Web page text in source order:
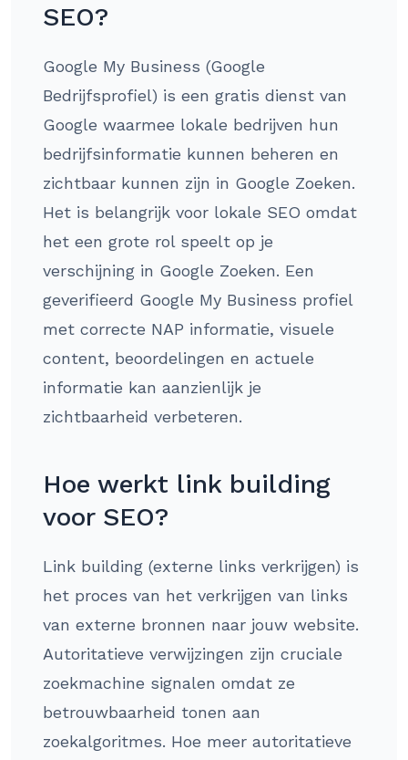
SEO?
Google My Business (Google
Bedrijfsprofiel) is een gratis dienst van
Google waarmee lokale bedrijven hun
bedrijfsinformatie kunnen beheren en
zichtbaar kunnen zijn in Google Zoeken.
Het is belangrijk voor lokale SEO omdat
het een grote rol speelt op je
verschijning in Google Zoeken. Een
geverifieerd Google My Business profiel
met correcte NAP informatie, visuele
content, beoordelingen en actuele
informatie kan aanzienlijk je
zichtbaarheid verbeteren.
Hoe werkt link building
voor SEO?
Link building (externe links verkrijgen) is
het proces van het verkrijgen van links
van externe bronnen naar jouw website.
Autoritatieve verwijzingen zijn cruciale
zoekmachine signalen omdat ze
betrouwbaarheid tonen aan
zoekalgoritmes. Hoe meer autoritatieve